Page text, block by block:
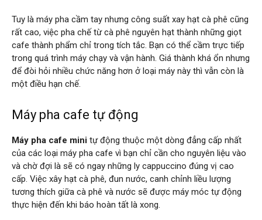
Tuy là máy pha cầm tay nhưng công suất xay hạt cà phê cũng
rất cao, việc pha chế từ cà phê nguyên hạt thành những giọt
cafe thành phẩm chỉ trong tích tắc. Bạn có thể cầm trực tiếp
trong quá trình máy chạy và vận hành. Giá thành khá ổn nhưng
để đòi hỏi nhiều chức năng hơn ở loại máy này thì vẫn còn là
một điều hạn chế.
Máy pha cafe tự động
Máy pha cafe mini tự động thuộc một dòng đẳng cấp nhất
của các loại máy pha cafe vì bạn chỉ cần cho nguyên liệu vào
và chờ đợi là sẽ có ngay những ly cappuccino đúng vị cao
cấp. Việc xây hạt cà phê, đun nước, canh chỉnh liều lượng
tương thích giữa cà phê và nước sẽ được máy móc tự động
thực hiện đến khi báo hoàn tất là xong.